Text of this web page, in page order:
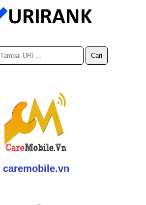
caremobile.vn